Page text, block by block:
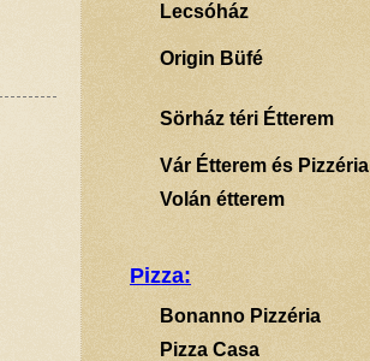
Lecsóház
Origin Büfé
Sörház téri Étterem
Vár Étterem és Pizzéria
Volán étterem
Pizza:
Bonanno Pizzéria
Pizza Casa